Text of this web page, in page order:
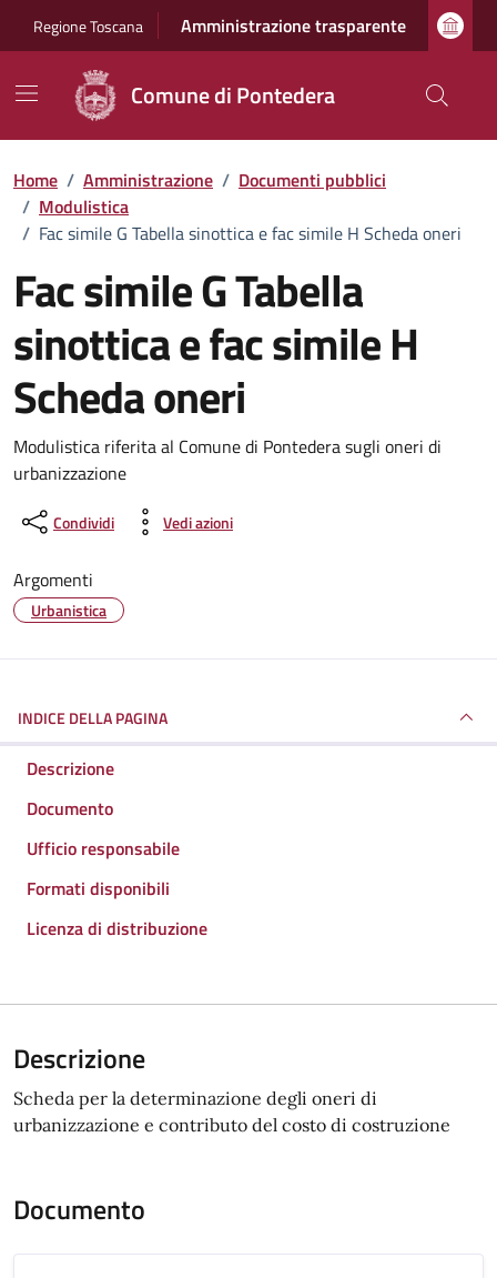
Regione Toscana Amministrazione trasparente
Comune di Pontedera
Home / Amministrazione / Documenti pubblici
/ Modulistica
/ Fac simile G Tabella sinottica e fac simile H Scheda oneri
Fac simile G Tabella
sinottica e fac simile H
Scheda oneri
Dettagli del documento
Modulistica riferita al Comune di Pontedera sugli oneri di
urbanizzazione
Condividi Vedi azioni
Argomenti
Urbanistica
INDICE DELLA PAGINA
Descrizione
Documento
Ufficio responsabile
Formati disponibili
Licenza di distribuzione
Descrizione
Scheda per la determinazione degli oneri di
urbanizzazione e contributo del costo di costruzione
Documento